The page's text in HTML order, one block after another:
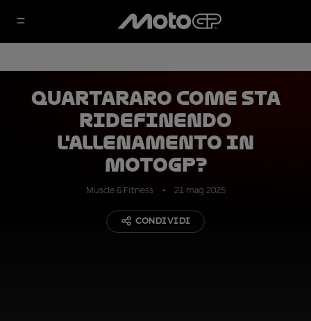
Quartararo come sta
ridefinendo
l'allenamento in
MotoGP?
Muscle & Fitness 21 mag 2025
CONDIVIDI